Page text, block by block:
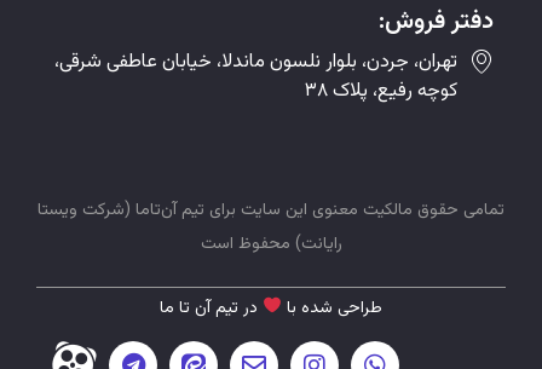
دفتر فروش:
تهران، جردن، بلوار نلسون ماندلا، خیابان عاطفی شرقی،
کوچه رفیع، پلاک ۳۸
تمامی حقوق مالکیت معنوی این سایت برای تیمآن‌تاما (شرکت ویستا
رایانت) محفوظ است
طراحی شده با در تیم آن تا ما